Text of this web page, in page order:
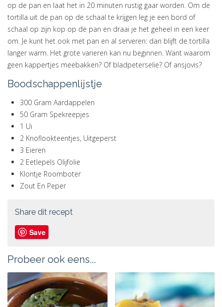
op de pan en laat het in 20 minuten rustig gaar worden. Om de
tortilla uit de pan op de schaal te krijgen leg je een bord of
schaal op zijn kop op de pan en draai je het geheel in een keer
om. Je kunt het ook met pan en al serveren: dan blijft de tortilla
langer warm. Het grote varieren kan nu beginnen. Want waarom
geen kappertjes meebakken? Of bladpeterselie? Of ansjovis?
Boodschappenlijstje
300 Gram Aardappelen
50 Gram Spekreepjes
1 Ui
2 Knoflookteentjes, Uitgeperst
3 Eieren
2 Eetlepels Olijfolie
Klontje Roomboter
Zout En Peper
Share dit recept
Save
Probeer ook eens...